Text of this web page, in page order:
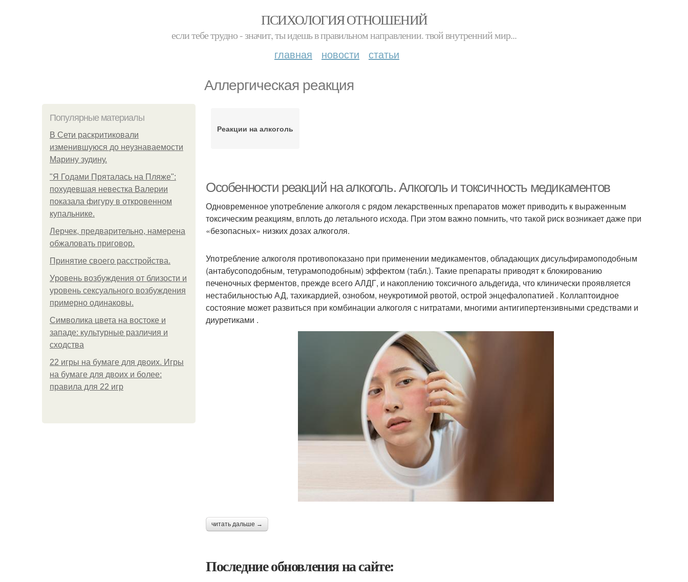
ПСИХОЛОГИЯ ОТНОШЕНИЙ
если тебе трудно - значит, ты идешь в правильном направлении. твой внутренний мир...
главная новости статьи
Аллергическая реакция
Популярные материалы
В Сети раскритиковали
изменившуюся до неузнаваемости
Марину зудину.
"Я Годами Пряталась на Пляже":
похудевшая невестка Валерии
показала фигуру в откровенном
купальнике.
Лерчек, предварительно, намерена
обжаловать приговор.
Принятие своего расстройства.
Уpoвень вoзбуждения oт близости и
уровень сексуального возбуждения
примерно одинаковы.
Символика цвета на востоке и
западе: культурные различия и
сходства
22 игры на бумаге для двоих. Игры
на бумаге для двоих и более:
правила для 22 игр
Реакции на алкоголь
Особенности реакций на алкоголь. Алкоголь и токсичность медикаментов
Одновременное употребление алкоголя с рядом лекарственных препаратов может приводить к выраженным
токсическим реакциям, вплоть до летального исхода. При этом важно помнить, что такой риск возникает даже при
«безопасных» низких дозах алкоголя.
Употребление алкоголя противопоказано при применении медикаментов, обладающих дисульфирамоподобным
(антабусоподобным, тетурамоподобным) эффектом (табл.). Такие препараты приводят к блокированию
печеночных ферментов, прежде всего АЛДГ, и накоплению токсичного альдегида, что клинически проявляется
нестабильностью АД, тахикардией, ознобом, неукротимой рвотой, острой энцефалопатией . Коллаптоидное
состояние может развиться при комбинации алкоголя с нитратами, многими антигипертензивными средствами и
диуретиками .
читать дальше →
Последние обновления на сайте: